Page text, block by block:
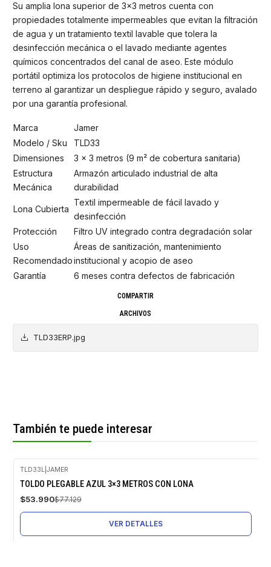
Su amplia lona superior de 3x3 metros cuenta con
propiedades totalmente impermeables que evitan la filtración
de agua y un tratamiento textil lavable que tolera la
desinfección mecánica o el lavado mediante agentes
químicos concentrados del canal de aseo. Este módulo
portátil optimiza los protocolos de higiene institucional en
terreno al garantizar un despliegue rápido y seguro, avalado
por una garantía profesional.
Marca
Jamer
Modelo / Sku
TLD33
Dimensiones
3 x 3 metros (9 m² de cobertura sanitaria)
Estructura
Mecánica
Armazón articulado industrial de alta
durabilidad
Lona Cubierta
Textil impermeable de fácil lavado y
desinfección
Protección
Filtro UV integrado contra degradación solar
Uso
Recomendado
Áreas de sanitización, mantenimiento
institucional y acopio de aseo
Garantía
6 meses contra defectos de fabricación
COMPARTIR
ARCHIVOS
TLD33ERP.jpg
También te puede interesar
-30%
OFF
TLD33L JAMER
TOLDO PLEGABLE AZUL 3×3 METROS CON LONA
$53.990$77.129
VER DETALLES